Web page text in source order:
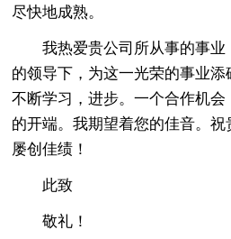
尽快地成熟。
我热爱贵公司所从事的事
的领导下，为这一光荣的事业
不断学习，进步。一个合作机
的开端。我期望着您的佳音。祝
屡创佳绩！
此致
敬礼！